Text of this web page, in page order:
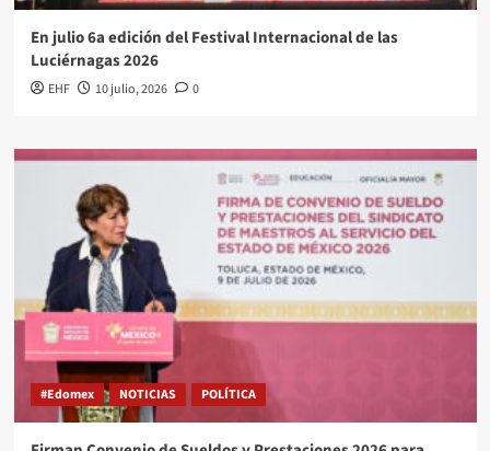
En julio 6a edición del Festival Internacional de las
Luciérnagas 2026
EHF 10 julio, 2026 0
#Edomex NOTICIAS POLÍTICA